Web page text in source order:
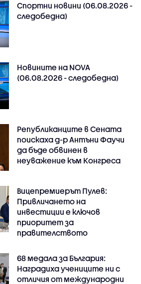
Спортни новини (06.08.2026 -
следобедна)
Новините на NOVA
(06.08.2026 - следобедна)
Републиканците в Сената
поискаха д-р Антъни Фаучи
да бъде обвинен в
неуважение към Конгреса
Вицепремиерът Пулев:
Привличането на
инвестиции е ключов
приоритет за
правителството
68 медала за България:
Наградиха учениците ни с
отличия от международни